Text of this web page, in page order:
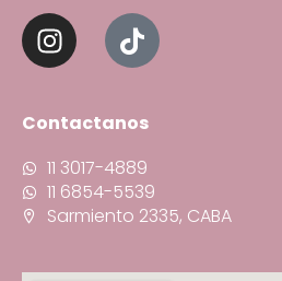
Contactanos
11 3017-4889
11 6854-5539
Sarmiento 2335, CABA